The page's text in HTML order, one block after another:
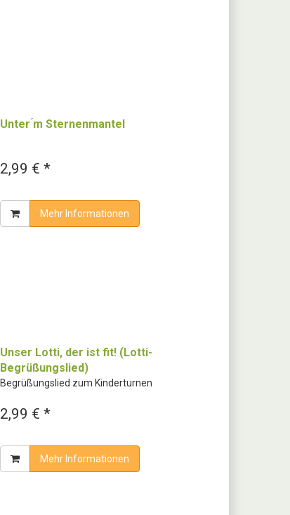
Unter ́m Sternenmantel
2,99 € *
Mehr Informationen
Unser Lotti, der ist fit! (Lotti-
Begrüßungslied)
Begrüßungslied zum Kinderturnen
2,99 € *
Mehr Informationen